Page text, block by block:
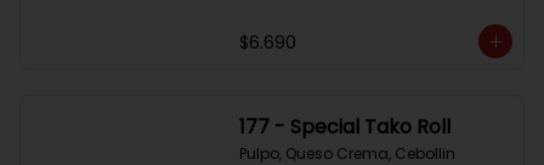
$6.690
177 - Special Tako Roll
Pulpo, Queso Crema, Cebollin